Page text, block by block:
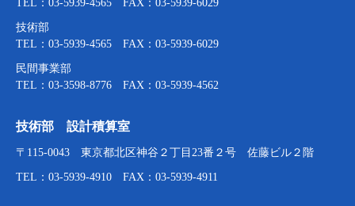
TEL：03-5939-4565 FAX：03-5939-6029
技術部
TEL：03-5939-4565 FAX：03-5939-6029
民間事業部
TEL：03-3598-8776 FAX：03-5939-4562
技術部 設計積算室
〒115-0043 東京都北区神谷２丁目23番２号 佐藤ビル２階
TEL：03-5939-4910 FAX：03-5939-4911